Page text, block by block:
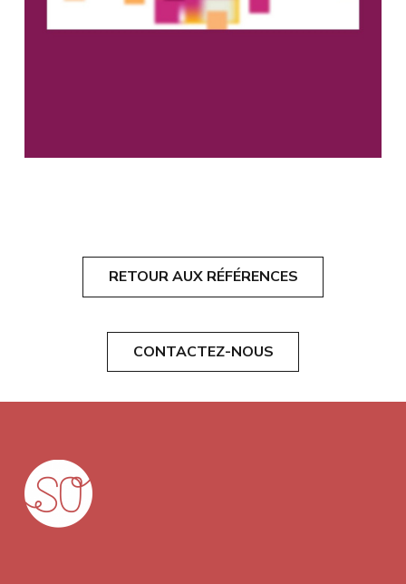
RETOUR AUX RÉFÉRENCES
CONTACTEZ-NOUS